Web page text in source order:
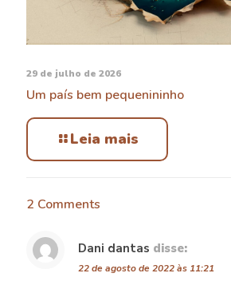
29 de julho de 2026
Um país bem pequenininho
Leia mais
2 Comments
Dani dantas disse:
22 de agosto de 2022 às 11:21